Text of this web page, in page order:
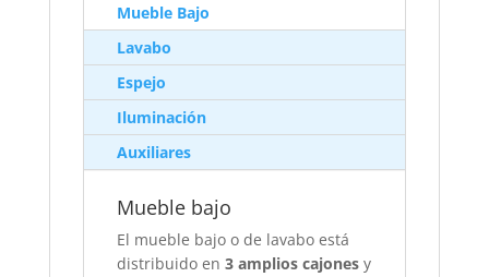
Mueble Bajo
Lavabo
Espejo
Iluminación
Auxiliares
Mueble bajo
El mueble bajo o de lavabo está
distribuido en 3 amplios cajonesy